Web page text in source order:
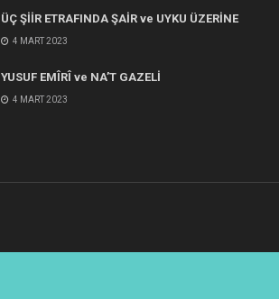
ÜÇ ŞİİR ETRAFINDA ŞAİR ve UYKU ÜZERİNE
4 MART 2023
YUSUF EMÎRÎ ve NA’T GAZELİ
4 MART 2023